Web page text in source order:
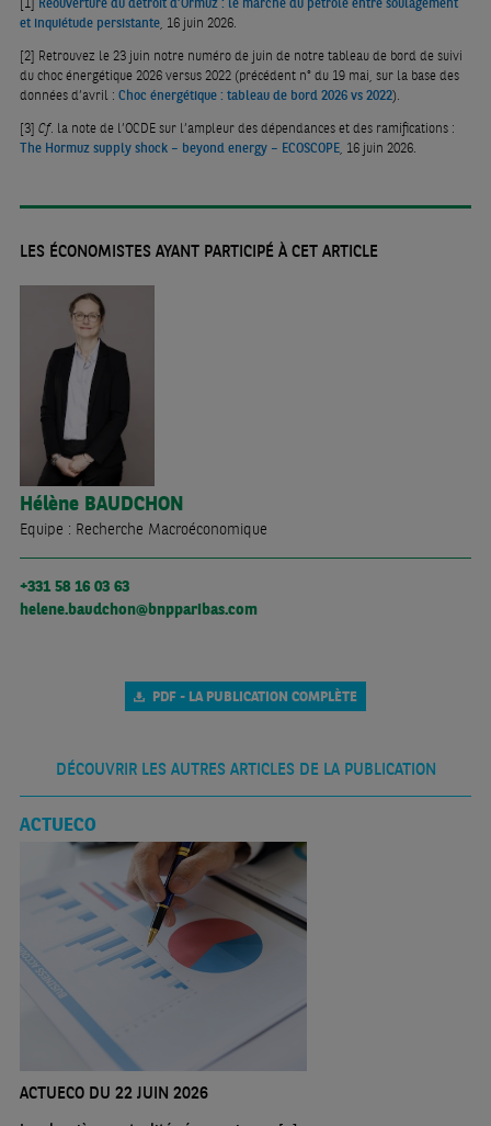
et inquiétude persistante, 16 juin 2026.
[2] Retrouvez le 23 juin notre numéro de juin de notre tableau de bord de suivi
du choc énergétique 2026 versus 2022 (précédent n° du 19 mai, sur la base des
données d’avril : Choc énergétique : tableau de bord 2026 vs 2022).
[3] Cf. la note de l’OCDE sur l’ampleur des dépendances et des ramifications :
The Hormuz supply shock – beyond energy – ECOSCOPE, 16 juin 2026.
LES ÉCONOMISTES AYANT PARTICIPÉ À CET ARTICLE
Hélène BAUDCHON
Equipe : Recherche Macroéconomique
+331 58 16 03 63
helene.baudchon@bnpparibas.com
PDF - LA PUBLICATION COMPLÈTE
DÉCOUVRIR LES AUTRES ARTICLES DE LA PUBLICATION
ACTUECO
ACTUECO DU 22 JUIN 2026